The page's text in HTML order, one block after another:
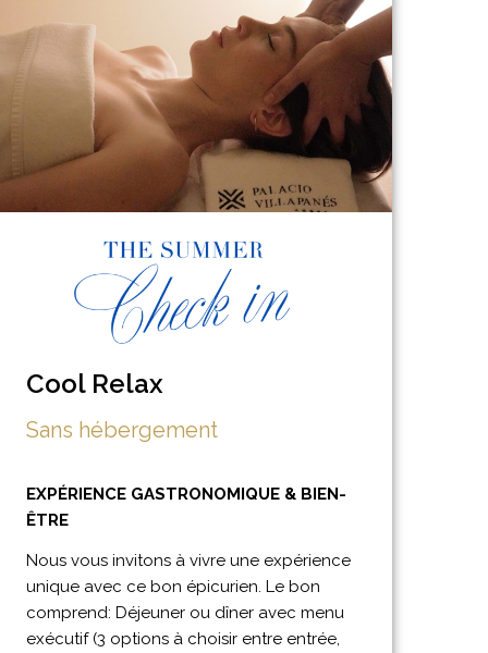
Cool Relax
Sans hébergement
EXPÉRIENCE GASTRONOMIQUE & BIEN-
ÊTRE
Nous vous invitons à vivre une expérience
unique avec ce bon épicurien. Le bon
comprend: Déjeuner ou dîner avec menu
exécutif (3 options à choisir entre entrée,